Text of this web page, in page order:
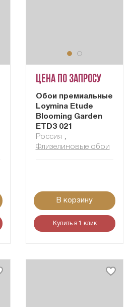
Цена по запросу
Обои премиальные
Loymina Etude
Blooming Garden
ETD3 021
Россия ,
Флизелиновые обои
В корзину
Купить в 1 клик